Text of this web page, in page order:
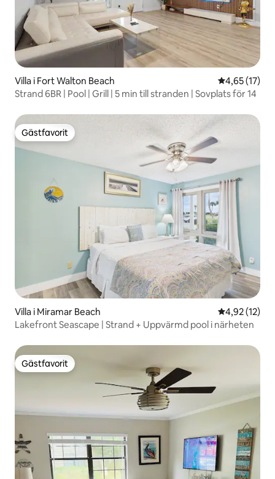
Villa i Fort Walton Beach 4,65 av 5 i
4,65 (17)
Strand 6BR | Pool | Grill | 5 min till stranden | Sovplats för 14
Gästfavorit
Gästfavorit
Villa i Miramar Beach 4,92 av 5 i
4,92 (12)
Lakefront Seascape | Strand + Uppvärmd pool i närheten
Gästfavorit
Gästfavorit